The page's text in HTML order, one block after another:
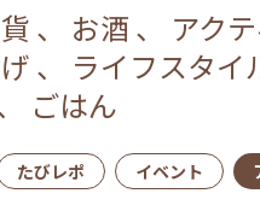
、 お酒 、 アク
、 ライフスタイ
ごはん
たびレポ イベント